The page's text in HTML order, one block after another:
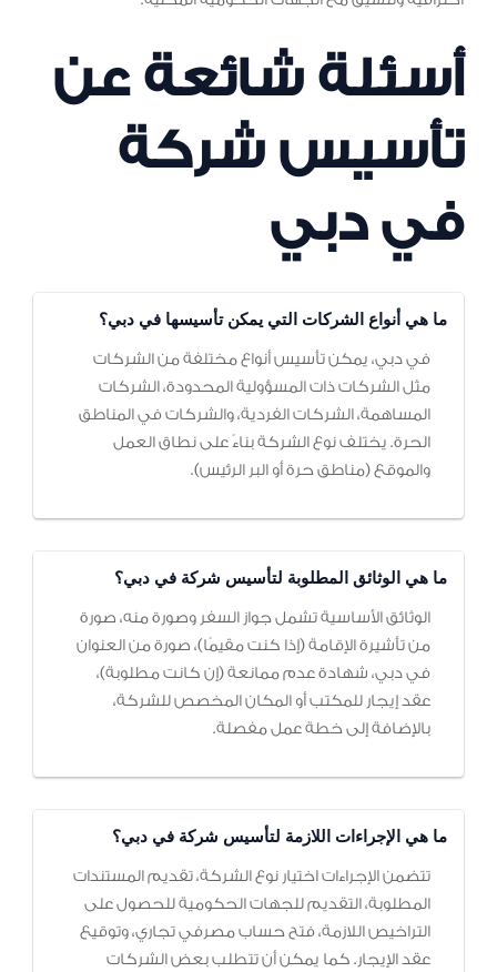
أسئلة شائعة عن
تأسيس شركة
في دبي
ما هي أنواع الشركات التي يمكن تأسيسها في دبي؟
في دبي، يمكن تأسيس أنواع مختلفة من الشركات
مثل الشركات ذات المسؤولية المحدودة، الشركات
المساهمة، الشركات الفردية، والشركات في المناطق
الحرة. يختلف نوع الشركة بناءً على نطاق العمل
والموقع (مناطق حرة أو البر الرئيس).
ما هي الوثائق المطلوبة لتأسيس شركة في دبي؟
الوثائق الأساسية تشمل جواز السفر وصورة منه، صورة
من تأشيرة الإقامة (إذا كنت مقيمًا)، صورة من العنوان
في دبي، شهادة عدم ممانعة (إن كانت مطلوبة)،
عقد إيجار للمكتب أو المكان المخصص للشركة،
بالإضافة إلى خطة عمل مفصلة.
ما هي الإجراءات اللازمة لتأسيس شركة في دبي؟
تتضمن الإجراءات اختيار نوع الشركة، تقديم المستندات
المطلوبة، التقديم للجهات الحكومية للحصول على
التراخيص اللازمة، فتح حساب مصرفي تجاري، وتوقيع
عقد الإيجار. كما يمكن أن تتطلب بعض الشركات